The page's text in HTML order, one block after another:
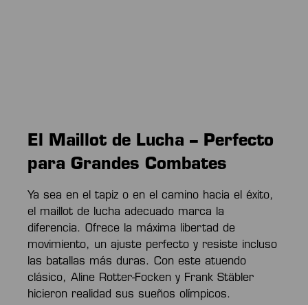
El Maillot de Lucha – Perfecto
para Grandes Combates
Ya sea en el tapiz o en el camino hacia el éxito,
el maillot de lucha adecuado marca la
diferencia. Ofrece la máxima libertad de
movimiento, un ajuste perfecto y resiste incluso
las batallas más duras. Con este atuendo
clásico, Aline Rotter-Focken y Frank Stäbler
hicieron realidad sus sueños olímpicos.